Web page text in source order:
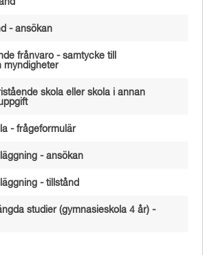
- ansökan
frånvaro - samtycke till
myndigheter
skola eller skola i annan
- frågeformulär
- ansökan
- tillstånd
studier (gymnasieskola 4 år) -